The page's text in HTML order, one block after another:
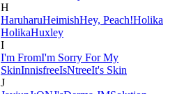
H
HaruharuHeimishHey, Peach!Holika
HolikaHuxley
I
I'm FromI'm Sorry For My
SkinInnisfreeIsNtreeIt's Skin
J